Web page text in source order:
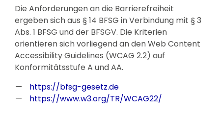
Die Anforderungen an die Barrierefreiheit
ergeben sich aus § 14 BFSG in Verbindung mit § 3
Abs. 1 BFSG und der BFSGV. Die Kriterien
orientieren sich vorliegend an den Web Content
Accessibility Guidelines (WCAG 2.2) auf
Konformitätsstufe A und AA.
https://bfsg-gesetz.de
https://www.w3.org/TR/WCAG22/